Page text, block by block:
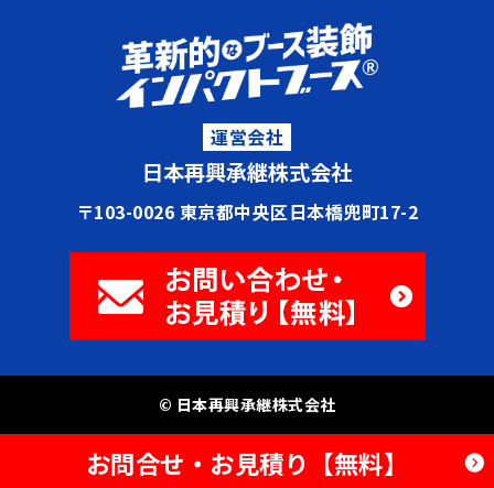
運営会社
日本再興承継株式会社
〒103-0026 東京都中央区日本橋兜町17-2
© 日本再興承継株式会社
お問合せ・お見積り【無料】